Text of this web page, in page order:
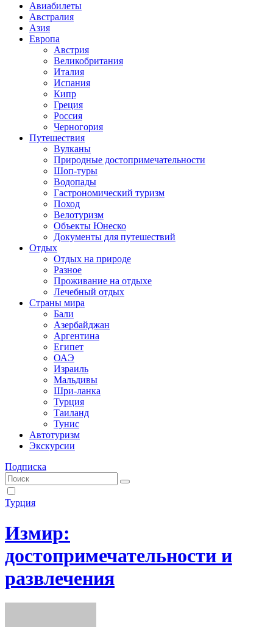
Авиабилеты
Австралия
Азия
Европа
Австрия
Великобритания
Италия
Испания
Кипр
Греция
Россия
Черногория
Путешествия
Вулканы
Природные достопримечательности
Шоп-туры
Водопады
Гастрономический туризм
Поход
Велотуризм
Объекты Юнеско
Документы для путешествий
Отдых
Отдых на природе
Разное
Проживание на отдыхе
Лечебный отдых
Страны мира
Бали
Азербайджан
Аргентина
Египет
ОАЭ
Израиль
Мальдивы
Шри-ланка
Турция
Таиланд
Тунис
Автотуризм
Экскурсии
Подписка
Турция
Измир:
достопримечательности и
развлечения